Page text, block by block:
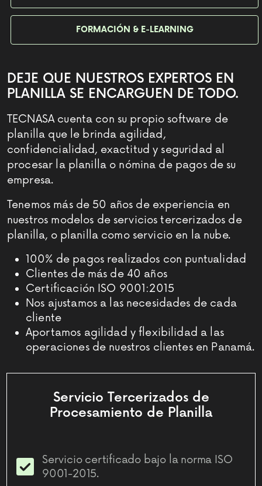
FORMACIÓN & E-LEARNING
DEJE QUE NUESTROS EXPERTOS EN
PLANILLA SE ENCARGUEN DE TODO.
TECNASA cuenta con su propio software de
planilla que le brinda agilidad,
confidencialidad, exactitud y seguridad al
procesar la planilla o nómina de pagos de su
empresa.
Tenemos más de 50 años de experiencia en
nuestros modelos de servicios tercerizados de
planilla, o planilla como servicio en la nube.
100% de pagos realizados con puntualidad
Clientes de más de 40 años
Certificación ISO 9001:2015
Nos ajustamos a las necesidades de cada
cliente
Aportamos agilidad y flexibilidad a las
operaciones de nuestros clientes en Panamá.
Servicio Tercerizadosde
Procesamiento de Planilla
Servicio certificado bajo la norma ISO
9001-2015.